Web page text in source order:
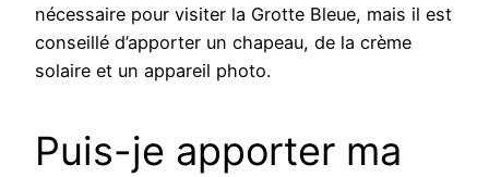
nécessaire pour visiter la Grotte Bleue, mais il est
conseillé d’apporter un chapeau, de la crème
solaire et un appareil photo.
Puis-je apporter ma